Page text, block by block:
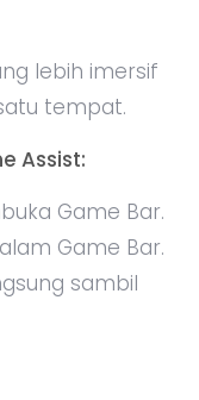
lebih imersif
tempat.
Assist:
Game Bar.
Game Bar.
sambil